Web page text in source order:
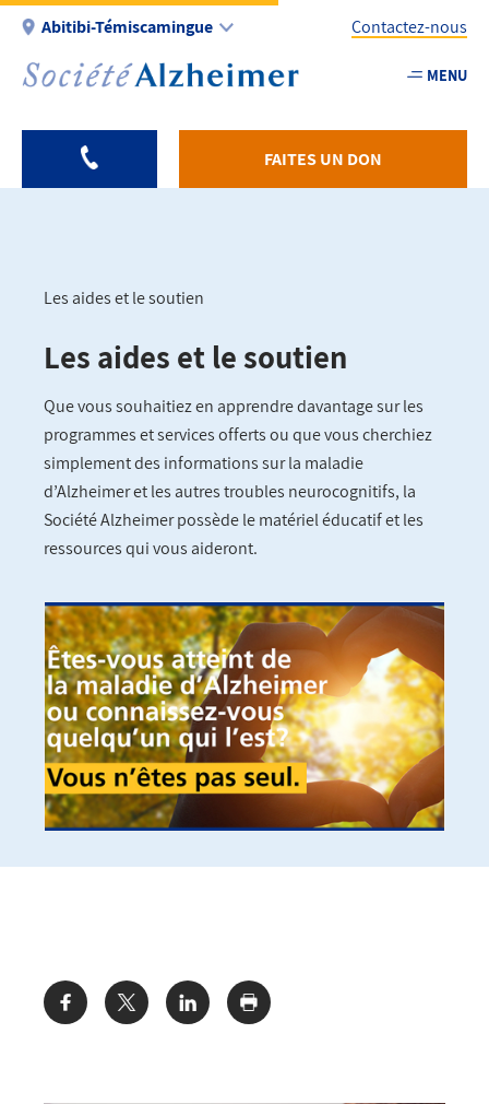
Aller
contenu
Abitibi-Témiscamingue
-
Fr
-
Contactez-nous
MENU
FAITES UN DON
Fil
d'Ariane
Les aides et le soutien
Les aides et le soutien
Que vous souhaitiez en apprendre davantage sur les
programmes et services offerts ou que vous cherchiez
simplement des informations sur la maladie
d’Alzheimer et les autres troubles neurocognitifs, la
Société Alzheimer possède le matériel éducatif et les
ressources qui vous aideront.
Share: